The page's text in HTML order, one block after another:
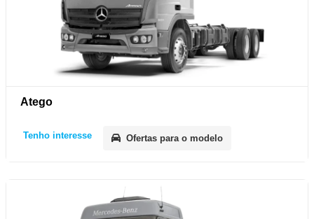
Atego
Tenho interesse Ofertas para o modelo